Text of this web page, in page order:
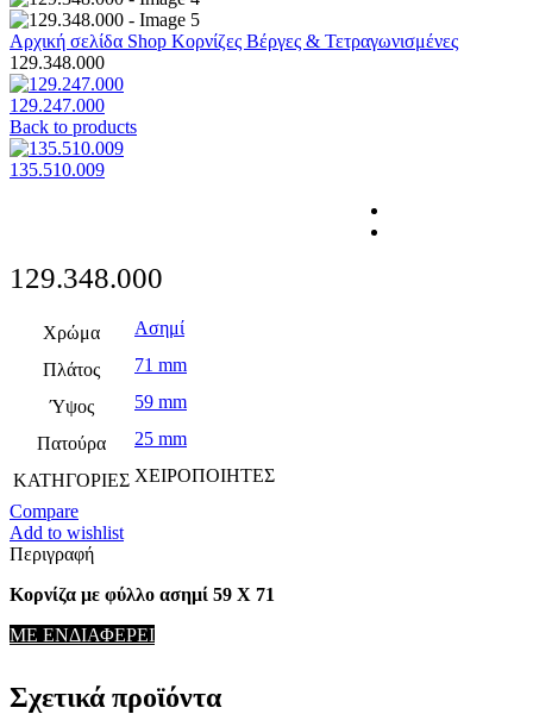
Αρχική σελίδα Shop Κορνίζες Βέργες & Τετραγωνισμένες
129.348.000
129.247.000
Back to products
135.510.009
129.348.000
Χρώμα Ασημί
Πλάτος 71 mm
Ύψος 59 mm
Πατούρα 25 mm
ΚΑΤΗΓΟΡΙΕΣ ΧΕΙΡΟΠΟΙΗΤΕΣ
Compare
Add to wishlist
Περιγραφή
Κορνίζα με φύλλο ασημί 59 Χ 71
ΜΕ ΕΝΔΙΑΦΕΡΕΙ
Σχετικά προϊόντα